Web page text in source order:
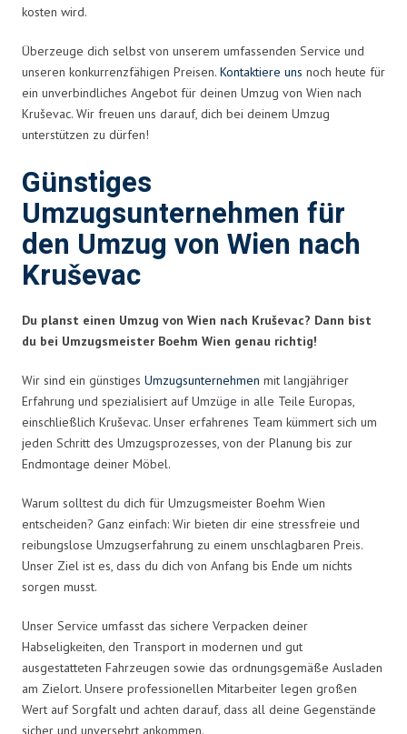
kosten wird.
Überzeuge dich selbst von unserem umfassenden Service und
unseren konkurrenzfähigen Preisen. Kontaktiere uns noch heute für
ein unverbindliches Angebot für deinen Umzug von Wien nach
Kruševac. Wir freuen uns darauf, dich bei deinem Umzug
unterstützen zu dürfen!
Günstiges
Umzugsunternehmen für
den Umzug von Wien nach
Kruševac
Du planst einen Umzug von Wien nach Kruševac? Dann bist
du bei Umzugsmeister Boehm Wien genau richtig!
Wir sind ein günstiges Umzugsunternehmen mit langjähriger
Erfahrung und spezialisiert auf Umzüge in alle Teile Europas,
einschließlich Kruševac. Unser erfahrenes Team kümmert sich um
jeden Schritt des Umzugsprozesses, von der Planung bis zur
Endmontage deiner Möbel.
Warum solltest du dich für Umzugsmeister Boehm Wien
entscheiden? Ganz einfach: Wir bieten dir eine stressfreie und
reibungslose Umzugserfahrung zu einem unschlagbaren Preis.
Unser Ziel ist es, dass du dich von Anfang bis Ende um nichts
sorgen musst.
Unser Service umfasst das sichere Verpacken deiner
Habseligkeiten, den Transport in modernen und gut
ausgestatteten Fahrzeugen sowie das ordnungsgemäße Ausladen
am Zielort. Unsere professionellen Mitarbeiter legen großen
Wert auf Sorgfalt und achten darauf, dass all deine Gegenstände
sicher und unversehrt ankommen.